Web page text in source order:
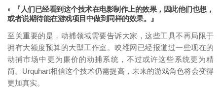
◐ 『人们已经看到这个技术在电影制作上的效果，因此他们也想，
或者说期待能在游戏项目中做到同样的效果。』
至关重要的是，动捕领域需要告诉大家，这些工具不再局限于
拥有大额度预算的大型工作室。映维网已经报道过一些现在的
动捕市场中更为廉价的动捕系统，不过或许这些系统更为精
简。Urquhart相信这个技术仍需提高，未来的游戏角色将会变得
更加真实。